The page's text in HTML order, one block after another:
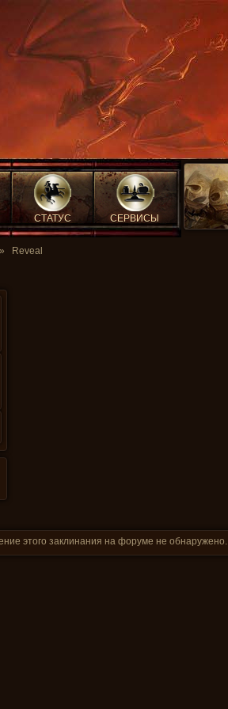
СТАТУС СЕРВИСЫ
Reveal
этого заклинания на форуме не обнаружено.